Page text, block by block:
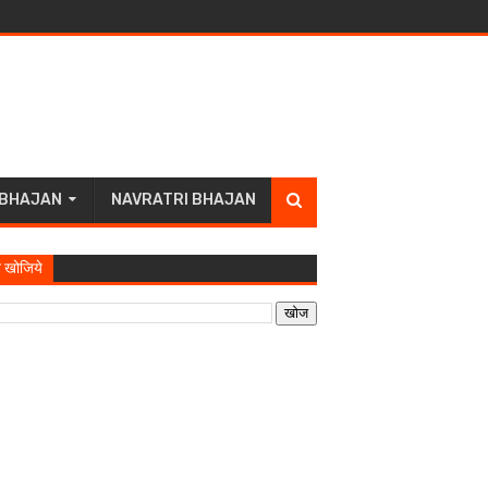
NAVRATRI BHAJAN